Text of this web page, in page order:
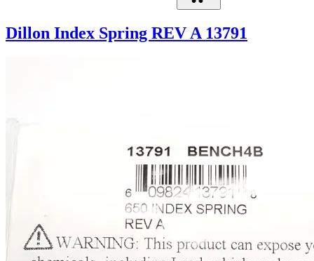
Dillon Index Spring REV A 13791